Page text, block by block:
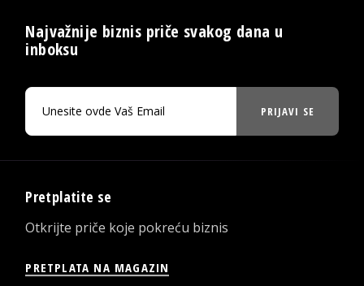
Najvažnije biznis priče svakog dana u
inboksu
PRIJAVI SE
Pretplatite se
Otkrijte priče koje pokreću biznis
PRETPLATA NA MAGAZIN